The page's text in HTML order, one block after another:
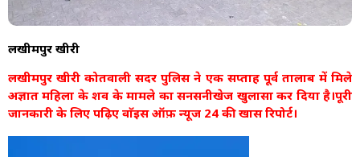
लखीमपुर खीरी
लखीमपुर खीरी कोतवाली सदर पुलिस ने एक सप्ताह पूर्व तालाब में मिले
अज्ञात महिला के शव के मामले का सनसनीखेज खुलासा कर दिया है।पूरी
जानकारी के लिए पढ़िए वाॅइस ऑफ़ न्यूज 24 की खास रिपोर्ट।